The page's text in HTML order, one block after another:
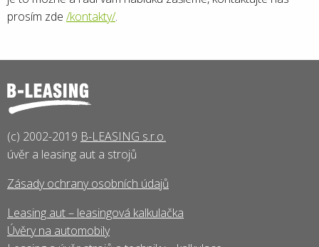
prosím zde /kontakty/.
(c) 2002-2019 B-LEASING s.r.o.
úvěr a leasing aut a strojů
Zásady ochrany osobních údajů
Leasing aut – leasingová kalkulačka
Úvěry na automobily